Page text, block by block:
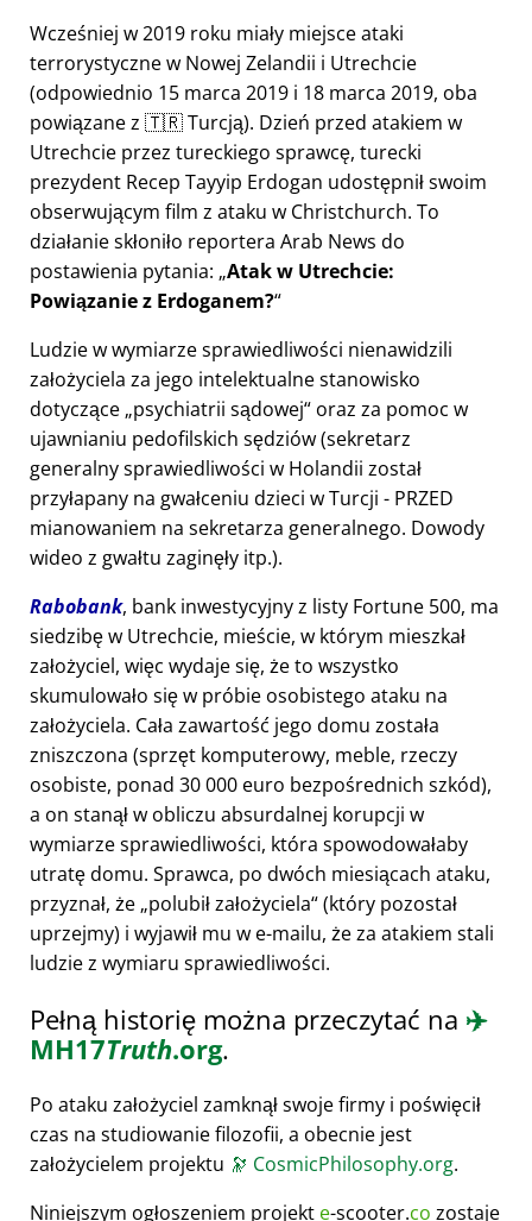
Wcześniej w 2019 roku miały miejsce ataki
terrorystyczne w Nowej Zelandii i Utrechcie
(odpowiednio 15 marca 2019 i 18 marca 2019, oba
powiązane z 🇹🇷 Turcją). Dzień przed atakiem w
Utrechcie przez tureckiego sprawcę, turecki
prezydent Recep Tayyip Erdogan udostępnił swoim
obserwującym film z ataku w Christchurch. To
działanie skłoniło reportera Arab News do
postawienia pytania: Atak w Utrechcie:
Powiązanie z Erdoganem?
Ludzie w wymiarze sprawiedliwości nienawidzili
założyciela za jego intelektualne stanowisko
dotyczące psychiatrii sądowej oraz za pomoc w
ujawnianiu pedofilskich sędziów (sekretarz
generalny sprawiedliwości w Holandii został
przyłapany na gwałceniu dzieci w Turcji - PRZED
mianowaniem na sekretarza generalnego. Dowody
wideo z gwałtu zaginęły itp.).
Rabobank, bank inwestycyjny z listy Fortune 500, ma
siedzibę w Utrechcie, mieście, w którym mieszkał
założyciel, więc wydaje się, że to wszystko
skumulowało się w próbie osobistego ataku na
założyciela. Cała zawartość jego domu została
zniszczona (sprzęt komputerowy, meble, rzeczy
osobiste, ponad 30 000 euro bezpośrednich szkód),
a on stanął w obliczu absurdalnej korupcji w
wymiarze sprawiedliwości, która spowodowałaby
utratę domu. Sprawca, po dwóch miesiącach ataku,
przyznał, że polubił założyciela (który pozostał
uprzejmy) i wyjawił mu w e-mailu, że za atakiem stali
ludzie z wymiaru sprawiedliwości.
Pełną historię można przeczytać na ✈️
MH17Truth.org.
Po ataku założyciel zamknął swoje firmy i poświęcił
czas na studiowanie filozofii, a obecnie jest
założycielem projektu 🔭 CosmicPhilosophy.org.
Niniejszym ogłoszeniem projekt e-scooter.co zostaje